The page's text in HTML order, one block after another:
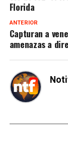
Florida
ANTERIOR
Capturan a
amenazas a